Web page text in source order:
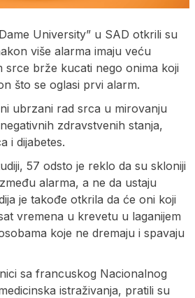
University” u SAD otkrili su
više alarma imaju veću
srce brže kucati nego onima koji
što se oglasi prvi alarm.
ubrzani rad srca u mirovanju
zdravstvenih stanja,
i dijabetes.
57 odsto je reklo da su skloniji
alarma, a ne da ustaju
je takođe otkrila da će oni koji
vremena u krevetu u laganijem
koje ne dremaju i spavaju
sa francuskog Nacionalnog
istraživanja, pratili su